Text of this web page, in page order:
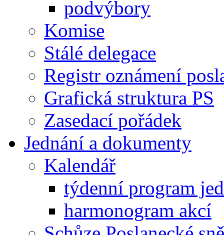
podvýbory
Komise
Stálé delegace
Registr oznámení
Grafická struktura PS
Zasedací pořádek
Jednání a dokumenty
Kalendář
týdenní program
harmonogram akcí